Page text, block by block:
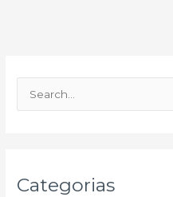
derrubar
uma
e
Categorias